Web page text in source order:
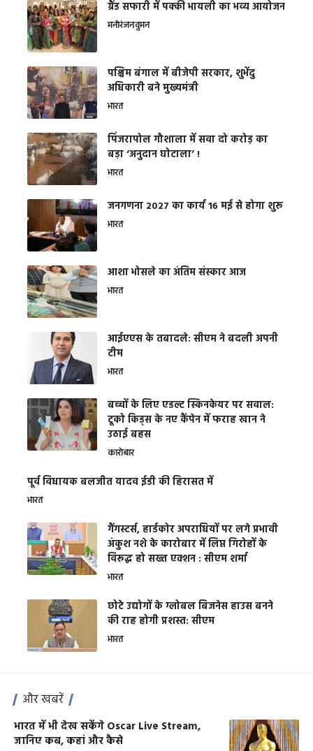
ग्रैंड सफारी में पक्की भायली का भव्य आयोजन
मनोरंजनवुमन
पश्चिम बंगाल में बीजेपी सरकार, शुभेंदु
अधिकारी बने मुख्यमंत्री
भारत
​पिंजरापोल गौशाला में सवा दो करोड़ का
बड़ा ‘अनुदान घोटाला’ !
भारत
जनगणना 2027 का कार्य 16 मई से होगा शुरू
भारत
आशा भोसले का अंतिम संस्कार आज
भारत
आईएएस के तबादले: सीएम ने बदली अपनी
टीम
भारत
बच्चों के लिए एडल्ट स्किनकेयर पर सवाल:
टूको किड्स के नए कैंपेन में फराह खान ने
उठाई बहस
कारोबार
पूर्व विधायक बलजीत यादव ईडी की हिरासत में
भारत
गैंगस्टर्स, हार्डकोर अपराधियों पर लगे प्रभावी
अंकुश नशे के कारोबार में लिप्त गिरोहों के
विरूद्ध हो सख्त एक्शन : सीएम शर्मा
भारत
छोटे उद्योगों के ग्लोबल बिजनेस हाउस बनने
की राह होगी प्रशस्त: सीएम
भारत
और खबरें
भारत में भी देख सकेंगे Oscar Live Stream,
जानिए कब, कहां और कैसे